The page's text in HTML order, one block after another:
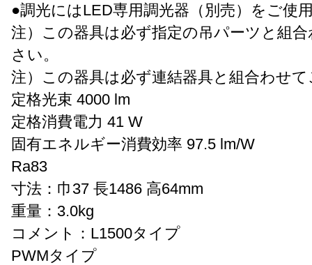
●調光にはLED専用調光器（別売）をご使
注）この器具は必ず指定の吊パーツと組
さい。
注）この器具は必ず連結器具と組合わせ
定格光束 4000 lm
定格消費電力 41 W
固有エネルギー消費効率 97.5 lm/W
Ra83
寸法：巾37 長1486 高64mm
重量：3.0kg
コメント：L1500タイプ
PWMタイプ